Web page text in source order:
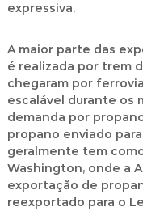
expressiva.
A maior parte das
é realizada por trem
chegaram por
escalável durante os
demanda por
propano enviado
geralmente tem
Washington, onde a
exportação de
reexportado para o